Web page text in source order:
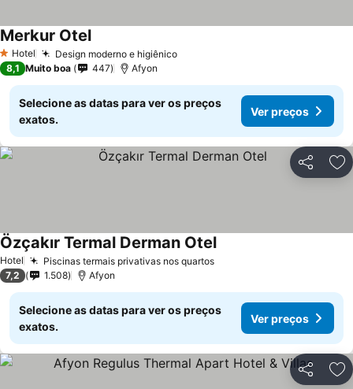
1 Estrelas
Hotel Design moderno e higiênico
Merkur Otel
8,1 Muito boa 447 Afyon
Selecione as datas para ver os preços
exatos.
Ver preços
Partilhar
Hotel Piscinas termais privativas nos quartos
Özçakır Termal Derman Otel
7,2 1.508 Afyon
Selecione as datas para ver os preços
exatos.
Ver preços
Partilhar